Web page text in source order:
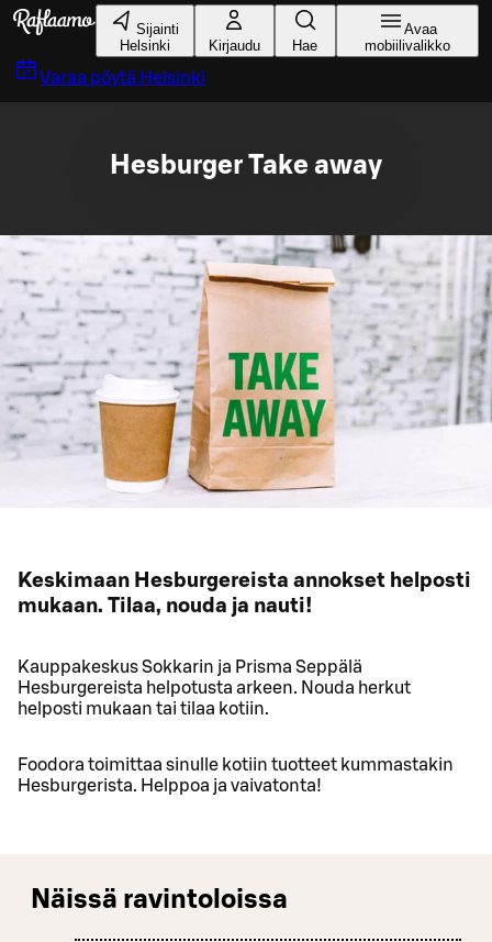
Siirry pääsisältöön
Sijainti
Helsinki
Kirjaudu Hae
Avaa
mobiilivalikko
Varaa pöytä Helsinki
Hesburger Take away
Keskimaan Hesburgereista annokset helposti
mukaan. Tilaa, nouda ja nauti!
Kauppakeskus Sokkarin ja Prisma Seppälä
Hesburgereista helpotusta arkeen. Nouda herkut
helposti mukaan tai tilaa kotiin.
Foodora toimittaa sinulle kotiin tuotteet kummastakin
Hesburgerista. Helppoa ja vaivatonta!
Näissä ravintoloissa